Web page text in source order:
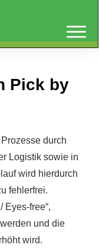
Pick by
durch
Logistik sowie in
wird hierdurch
fehlerfrei.
Eyes-free“,
und die
wird.